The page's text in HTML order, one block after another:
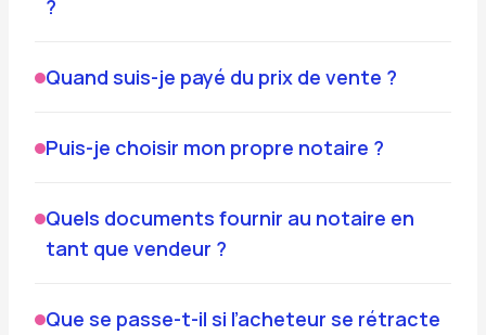
?
Quand suis-je payé du prix de vente ?
Puis-je choisir mon propre notaire ?
Quels documents fournir au notaire en
tant que vendeur ?
Que se passe-t-il si l’acheteur se rétracte